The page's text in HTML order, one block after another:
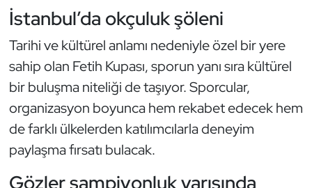
İstanbul’da okçuluk şöleni
Tarihi ve kültürel anlamı nedeniyle özel bir yere
sahip olan Fetih Kupası, sporun yanı sıra kültürel
bir buluşma niteliği de taşıyor. Sporcular,
organizasyon boyunca hem rekabet edecek hem
de farklı ülkelerden katılımcılarla deneyim
paylaşma fırsatı bulacak.
Gözler şampiyonluk yarışında
Kano ve Rafting
Karate
Kayak
Kempo